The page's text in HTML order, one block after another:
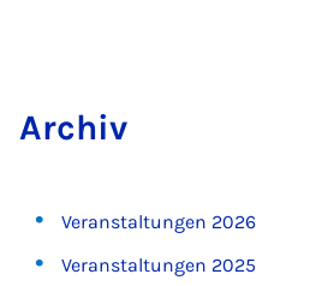
Ar­chiv
Veranstaltungen 2026
Veranstaltungen 2025